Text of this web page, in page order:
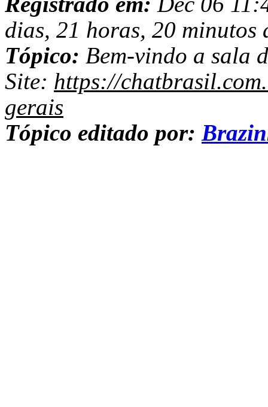
dias, 21 horas, 20 minutos
Tópico: Bem-vindo a sala
Site: https://
gerais
Tópico editado por: